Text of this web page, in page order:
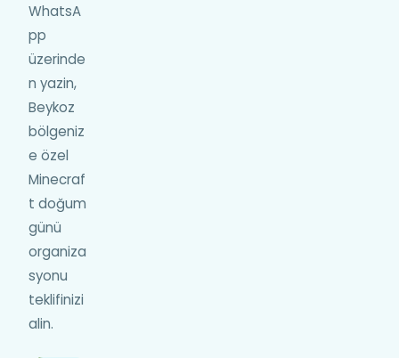
WhatsA
pp
üzerinde
n yazin,
Beykoz
bölgeniz
e özel
Minecraf
t doğum
günü
organiza
syonu
teklifinizi
alin.